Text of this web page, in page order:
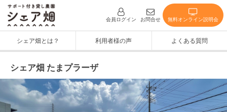
会員ログイン お問合せ 無料オンライン説明会
シェア畑とは？ 利用者様の声 よくある質問
シェア畑 たまプラーザ